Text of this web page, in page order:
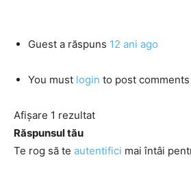
Guest a răspuns 12 ani ago
You must login to post comments
Afișare 1 rezultat
Răspunsul tău
Te rog să te autentifici mai întâi